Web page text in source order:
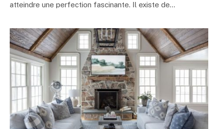
atteindre une perfection fascinante. Il existe de…